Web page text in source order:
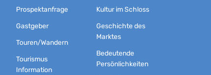
Prospektanfrage
Gastgeber
Touren/Wandern
Tourismus
Information
Kultur im Schloss
Geschichte des
Marktes
Bedeutende
Persönlichkeiten